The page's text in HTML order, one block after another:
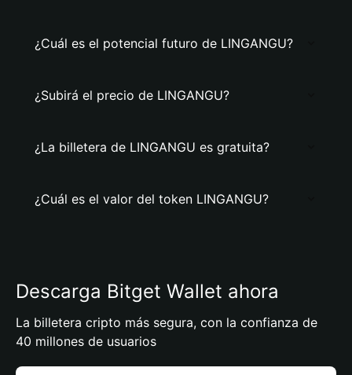
¿Cuál es el potencial futuro de LINGANGU?
¿Subirá el precio de LINGANGU?
¿La billetera de LINGANGU es gratuita?
¿Cuál es el valor del token LINGANGU?
Descarga Bitget Wallet ahora
La billetera cripto más segura, con la confianza de
40 millones de usuarios